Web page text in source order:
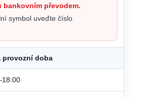
bankovním převodem.
symbol uveďte číslo
provozní doba